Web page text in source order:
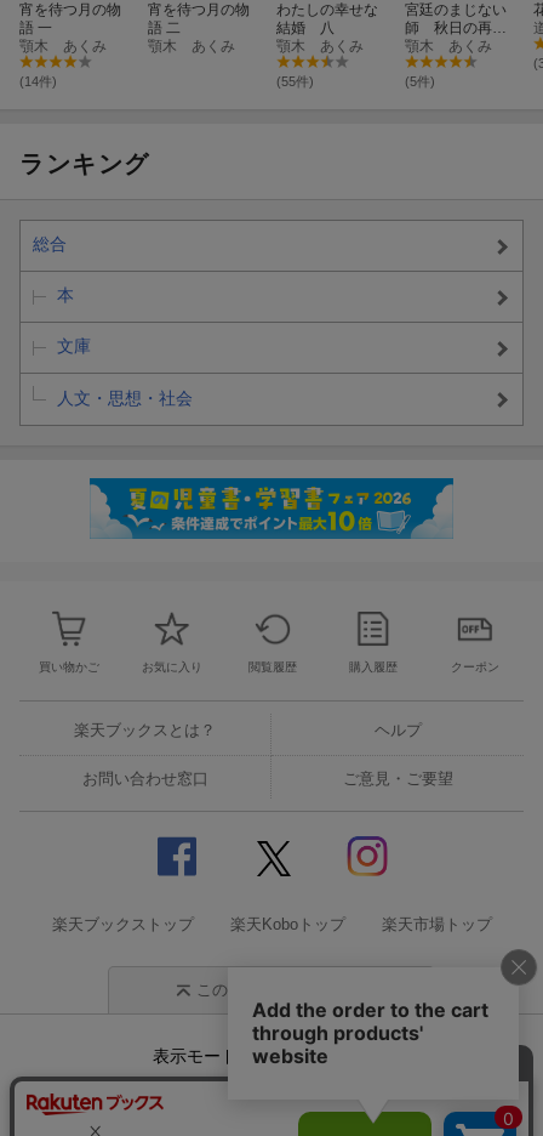
宵を待つ月の物
語 一
顎木 あくみ
(14件)
宵を待つ月の物
語 二
顎木 あくみ
わたしの幸せな
結婚 八
顎木 あくみ
(55件)
宮廷のまじない
師 秋日の再会
に月夜の毒呪
顎木 あくみ
(5件)
ランキング
総合
本
文庫
人文・思想・社会
買い物かご お気に入り 閲覧履歴 購入履歴 クーポン
楽天ブックスとは？ ヘルプ
お問い合わせ窓口 ご意見・ご要望
楽天ブックストップ 楽天Koboトップ 楽天市場トップ
このページの先頭に戻る
表示モード モバイル
企業情報 個人情報保護方針
特定商取引法に基づく表記